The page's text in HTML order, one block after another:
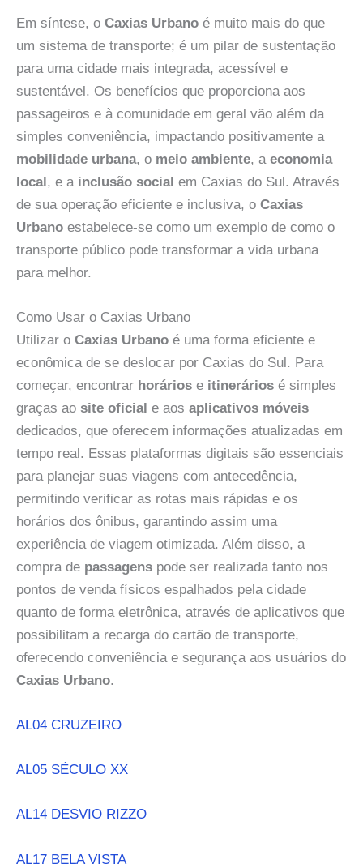
Em síntese, o Caxias Urbano é muito mais do que
um sistema de transporte; é um pilar de sustentação
para uma cidade mais integrada, acessível e
sustentável. Os benefícios que proporciona aos
passageiros e à comunidade em geral vão além da
simples conveniência, impactando positivamente a
mobilidade urbana, o meio ambiente, a economia
local, e a inclusão social em Caxias do Sul. Através
de sua operação eficiente e inclusiva, o Caxias
Urbano estabelece-se como um exemplo de como o
transporte público pode transformar a vida urbana
para melhor.
Como Usar o Caxias Urbano
Utilizar o Caxias Urbano é uma forma eficiente e
econômica de se deslocar por Caxias do Sul. Para
começar, encontrar horários e itinerários é simples
graças ao site oficial e aos aplicativos móveis
dedicados, que oferecem informações atualizadas em
tempo real. Essas plataformas digitais são essenciais
para planejar suas viagens com antecedência,
permitindo verificar as rotas mais rápidas e os
horários dos ônibus, garantindo assim uma
experiência de viagem otimizada. Além disso, a
compra de passagens pode ser realizada tanto nos
pontos de venda físicos espalhados pela cidade
quanto de forma eletrônica, através de aplicativos que
possibilitam a recarga do cartão de transporte,
oferecendo conveniência e segurança aos usuários do
Caxias Urbano.
AL04 CRUZEIRO
AL05 SÉCULO XX
AL14 DESVIO RIZZO
AL17 BELA VISTA